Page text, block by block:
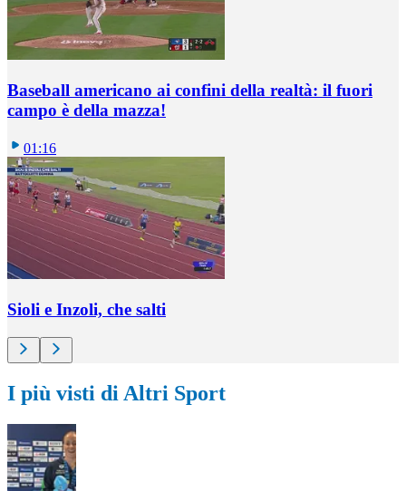
Baseball americano ai confini della realtà: il fuori
campo è della mazza!
01:16
Sioli e Inzoli, che salti
I più visti di Altri Sport